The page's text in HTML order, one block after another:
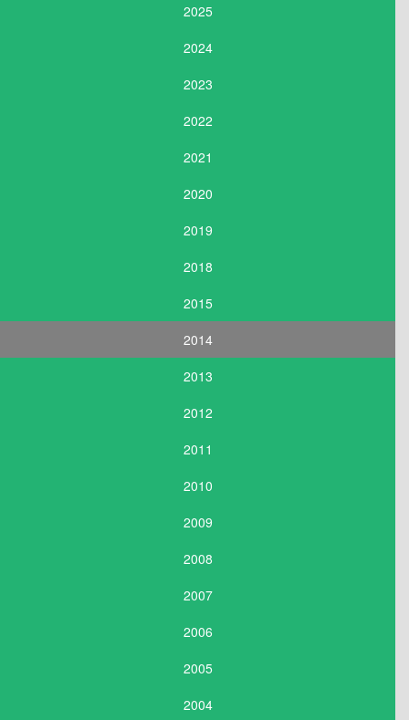
2025
2024
2023
2022
2021
2020
2019
2018
2015
2014
2013
2012
2011
2010
2009
2008
2007
2006
2005
2004